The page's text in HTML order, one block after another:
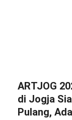
ARTJOG
di Jogja
Pulang,